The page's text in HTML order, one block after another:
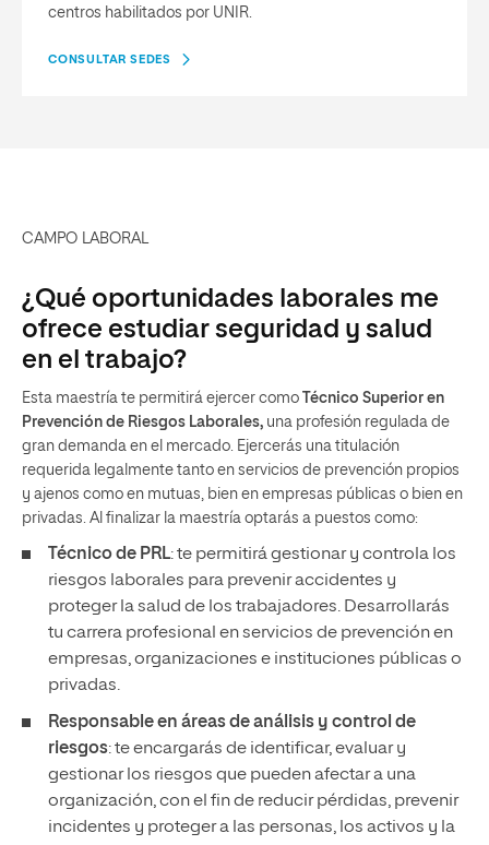
centros habilitados por UNIR.
CONSULTAR SEDES
CAMPO LABORAL
¿Qué oportunidades laborales me
ofrece estudiar seguridad y salud
en el trabajo?
Esta maestría te permitirá ejercer como Técnico Superior en
Prevención de Riesgos Laborales, una profesión regulada de
gran demanda en el mercado. Ejercerás una titulación
requerida legalmente tanto en servicios de prevención propios
y ajenos como en mutuas, bien en empresas públicas o bien en
privadas. Al finalizar la maestría optarás a puestos como:
Técnico de PRL: te permitirá gestionar y controla los
riesgos laborales para prevenir accidentes y
proteger la salud de los trabajadores. Desarrollarás
tu carrera profesional en servicios de prevención en
empresas, organizaciones e instituciones públicas o
privadas.
Responsable en áreas de análisis y control de
riesgos: te encargarás de identificar, evaluar y
gestionar los riesgos que pueden afectar a una
organización, con el fin de reducir pérdidas, prevenir
incidentes y proteger a las personas, los activos y la